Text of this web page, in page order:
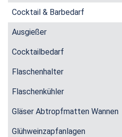
Cocktail & Barbedarf
Ausgießer
Cocktailbedarf
Flaschenhalter
Flaschenkühler
Gläser Abtropfmatten Wannen
Glühweinzapfanlagen